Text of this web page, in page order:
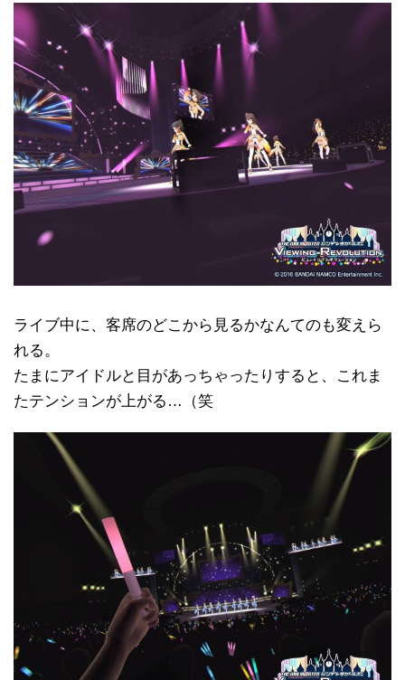
ライブ中に、客席のどこから見るかなんてのも変えら
れる。
たまにアイドルと目があっちゃったりすると、これま
たテンションが上がる…（笑